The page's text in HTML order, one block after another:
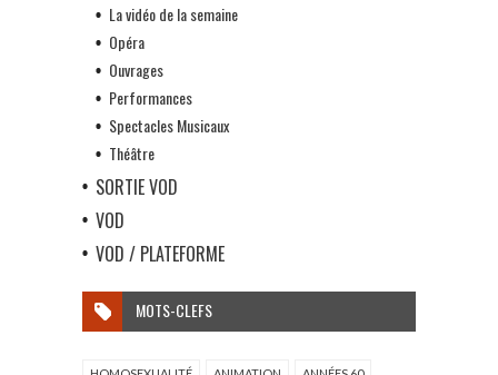
La vidéo de la semaine
Opéra
Ouvrages
Performances
Spectacles Musicaux
Théâtre
SORTIE VOD
VOD
VOD / PLATEFORME
MOTS-CLEFS